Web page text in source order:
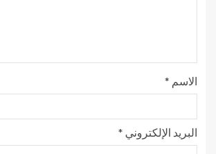
الاسم *
البريد الإلكتروني *